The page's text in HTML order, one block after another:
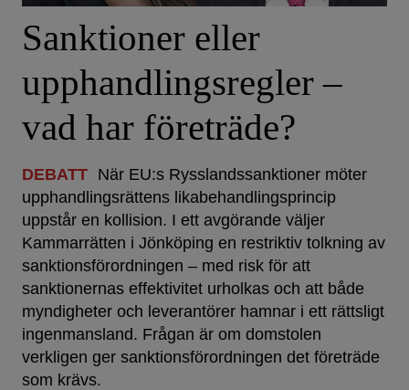
Sanktioner eller
upphandlingsregler –
vad har företräde?
DEBATT När EU:s Rysslandssanktioner möter
upphandlingsrättens likabehandlingsprincip
uppstår en kollision. I ett avgörande väljer
Kammarrätten i Jönköping en restriktiv tolkning av
sanktionsförordningen – med risk för att
sanktionernas effektivitet urholkas och att både
myndigheter och leverantörer hamnar i ett rättsligt
ingenmansland. Frågan är om domstolen
verkligen ger sanktionsförordningen det företräde
som krävs.